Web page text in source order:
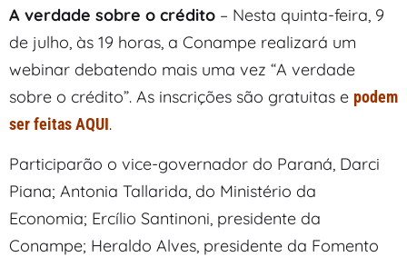
A verdade sobre o crédito – Nesta quinta-feira, 9
de julho, às 19 horas, a Conampe realizará um
webinar debatendo mais uma vez “A verdade
sobre o crédito”. As inscrições são gratuitas e podem
ser feitas AQUI.
Participarão o vice-governador do Paraná, Darci
Piana; Antonia Tallarida, do Ministério da
Economia; Ercílio Santinoni, presidente da
Conampe; Heraldo Alves, presidente da Fomento